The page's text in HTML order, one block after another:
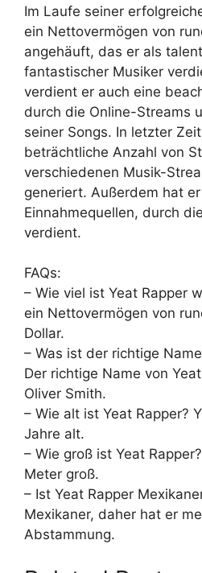
Im Laufe seiner
ein Nettovermögen von
angehäuft, das er als
fantastischer Musiker
verdient er auch eine
durch die Online-Streams
seiner Songs. In letzter
beträchtliche Anzahl von
verschiedenen Musik-
generiert. Außerdem hat
Einnahmequellen, durch
verdient.
FAQs:
– Wie viel ist Yeat Rapper
ein Nettovermögen von
Dollar.
– Was ist der richtige
Der richtige Name von
Oliver Smith.
– Wie alt ist Yeat Rapper?
Jahre alt.
– Wie groß ist Yeat
Meter groß.
– Ist Yeat Rapper
Mexikaner, daher hat er
Abstammung.